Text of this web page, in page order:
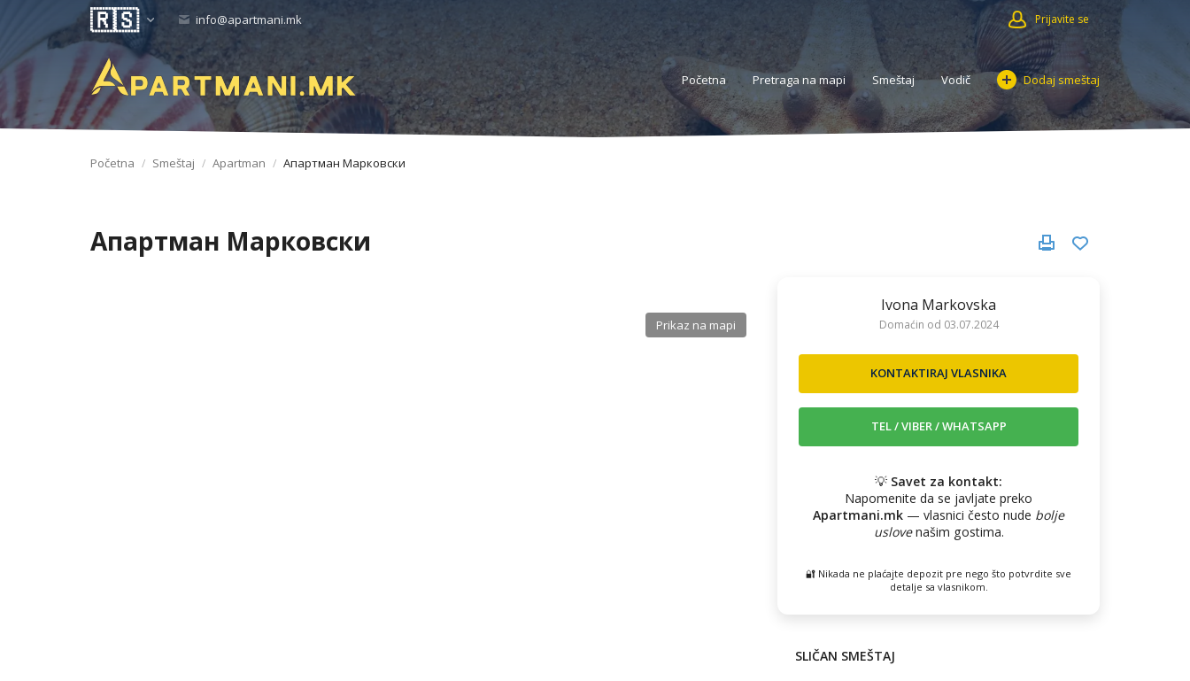
info@apartmani.mk Prijavite se
Početna Pretraga na mapi Smeštaj Vodič Dodaj smeštaj
Početna Smeštaj Apartman Апартман Марковски
Апартман Марковски
Ivona Markovska
Domaćin od 03.07.2024
💡 Savet za kontakt:
Napomenite da se javljate preko
Apartmani.mk — vlasnici često nude bolje
uslovenašim gostima.
🔐 Nikada ne plaćajte depozit pre nego što potvrdite sve
detalje sa vlasnikom.
SLIČAN SMEŠTAJ
Prikaz na mapi